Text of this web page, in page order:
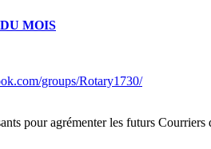
MOIS
groups/Rotary1730/
pour agrémenter les futurs